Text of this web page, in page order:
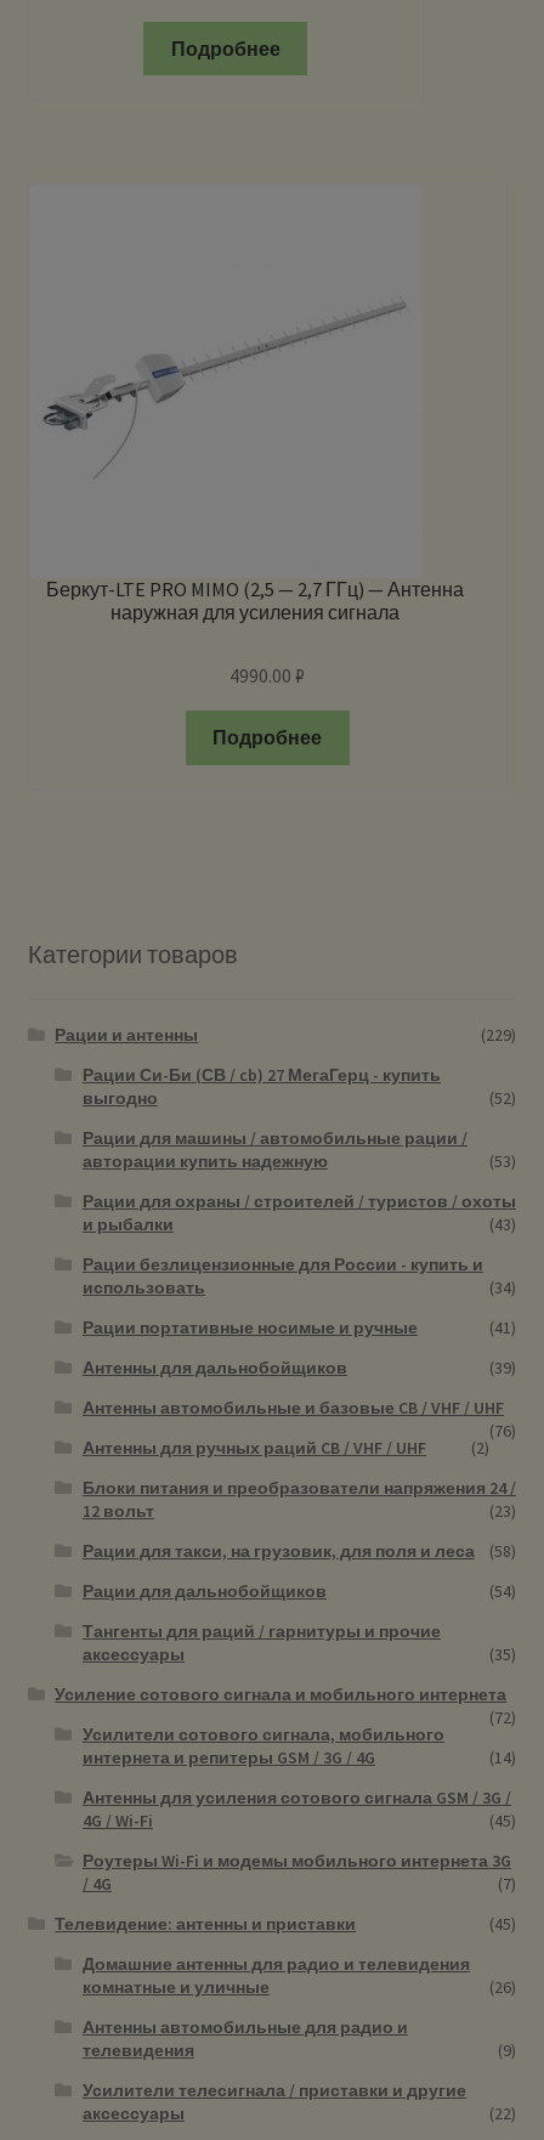
Подробнее
Беркут-LTE PRO MIMO (2,5 — 2,7 ГГц) — Антенна
наружная для усиления сигнала
4990.00₽
Подробнее
Категории товаров
Рации и антенны
(229)
Рации Си-Би (СВ / cb) 27 МегаГерц - купить
выгодно
(52)
Рации для машины / автомобильные рации /
авторации купить надежную
(53)
Рации для охраны / строителей / туристов / охоты
и рыбалки
(43)
Рации безлицензионные для России - купить и
использовать
(34)
Рации портативные носимые и ручные
(41)
Антенны для дальнобойщиков
(39)
Антенны автомобильные и базовые CB / VHF / UHF
(76)
Антенны для ручных раций CB / VHF / UHF
(2)
Блоки питания и преобразователи напряжения 24 /
12 вольт
(23)
Рации для такси, на грузовик, для поля и леса
(58)
Рации для дальнобойщиков
(54)
Тангенты для раций / гарнитуры и прочие
аксессуары
(35)
Усиление сотового сигнала и мобильного интернета
(72)
Усилители сотового сигнала, мобильного
интернета и репитеры GSM / 3G / 4G
(14)
Антенны для усиления сотового сигнала GSM / 3G /
4G / Wi-Fi
(45)
Роутеры Wi-Fi и модемы мобильного интернета 3G
/ 4G
(7)
Телевидение: антенны и приставки
(45)
Домашние антенны для радио и телевидения
комнатные и уличные
(26)
Антенны автомобильные для радио и
телевидения
(9)
Усилители телесигнала / приставки и другие
аксессуары
(22)